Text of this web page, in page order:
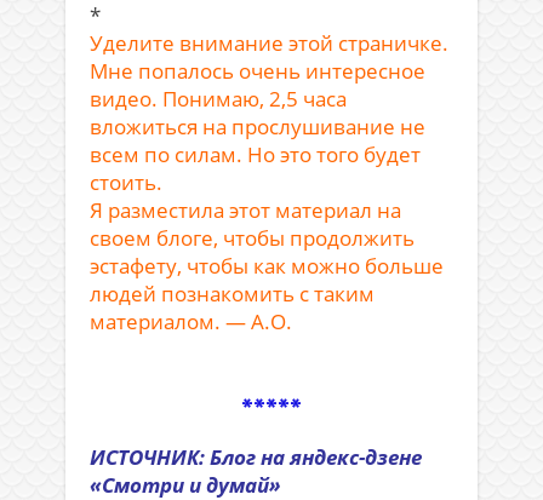
*
Уделите внимание этой страничке.
Мне попалось очень интересное
видео. Понимаю, 2,5 часа
вложиться на прослушивание не
всем по силам. Но это того будет
стоить.
Я разместила этот материал на
своем блоге, чтобы продолжить
эстафету, чтобы как можно больше
людей познакомить с таким
материалом. — А.О.
*****
ИСТОЧНИК: Блог на яндекс-дзене
«Смотри и думай»